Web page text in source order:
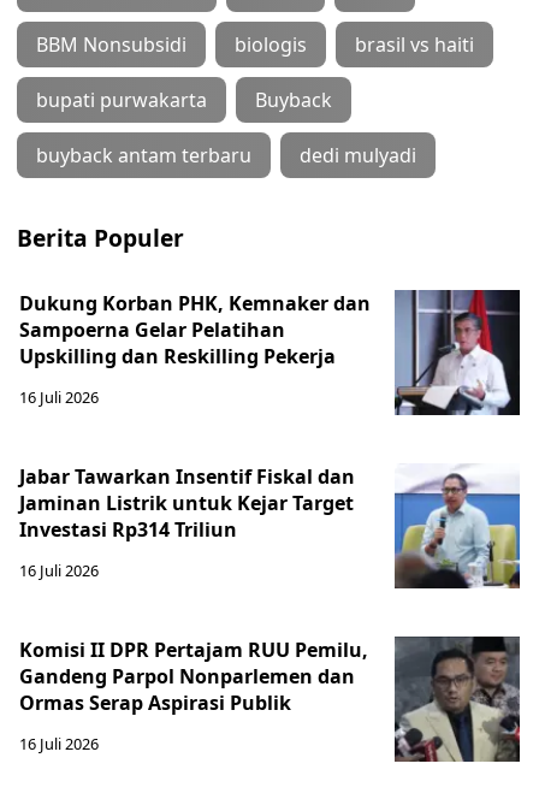
BBM Nonsubsidi biologis brasil vs haiti
bupati purwakarta Buyback
buyback antam terbaru dedi mulyadi
Berita Populer
Dukung Korban PHK, Kemnaker dan
Sampoerna Gelar Pelatihan
Upskilling dan Reskilling Pekerja
16 Juli 2026
Jabar Tawarkan Insentif Fiskal dan
Jaminan Listrik untuk Kejar Target
Investasi Rp314 Triliun
16 Juli 2026
Komisi II DPR Pertajam RUU Pemilu,
Gandeng Parpol Nonparlemen dan
Ormas Serap Aspirasi Publik
16 Juli 2026